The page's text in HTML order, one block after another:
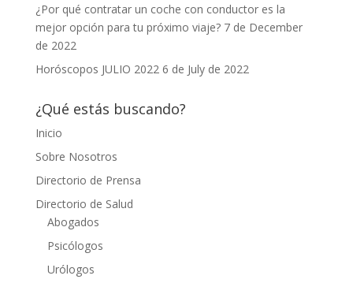
¿Por qué contratar un coche con conductor es la
mejor opción para tu próximo viaje? 7 de December
de 2022
Horóscopos JULIO 2022 6 de July de 2022
¿Qué estás buscando?
Inicio
Sobre Nosotros
Directorio de Prensa
Directorio de Salud
Abogados
Psicólogos
Urólogos